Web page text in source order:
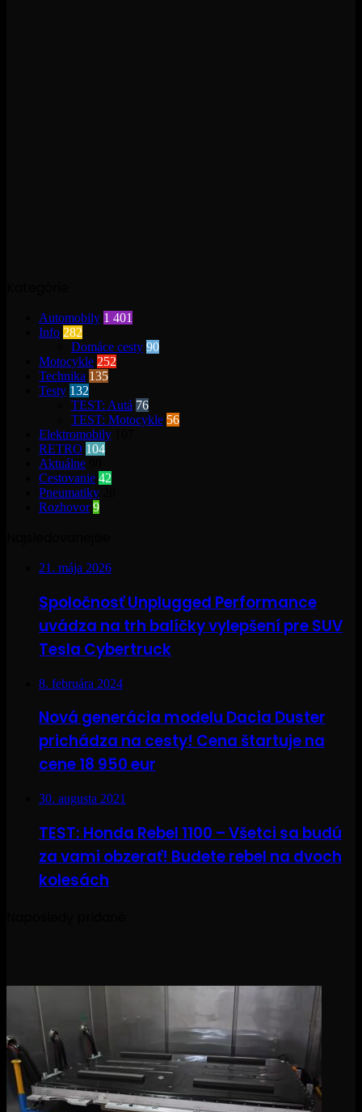
Automobily 1 401
Info 282
Domáce cesty 90
Motocykle 252
Technika 135
Testy 132
TEST: Autá 76
TEST: Motocykle 56
Elektromobily
RETRO 104
Aktuálne
Cestovanie 42
Pneumatiky
Rozhovor 9
21. mája 2026
Spoločnosť Unplugged Performance
uvádza na trh balíčky vylepšení pre SUV
Tesla Cybertruck
8. februára 2024
Nová generácia modelu Dacia Duster
prichádza na cesty! Cena štartuje na
cene 18 950 eur
30. augusta 2021
TEST: Honda Rebel 1100 – Všetci sa budú
za vami obzerať! Budete rebel na dvoch
kolesách